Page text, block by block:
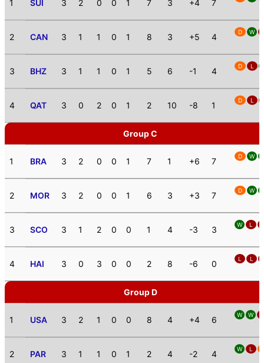
1 SUI 3 2 0 0 1 7 3 +4 7
2 CAN 3 1 1 0 1 8 3 +5 4 D W
3 BHZ 3 1 1 0 1 5 6 -1 4 D L
4 QAT 3 0 2 0 1 2 10 -8 1 D L
Group C
1 BRA 3 2 0 0 1 7 1 +6 7 D W
2 MOR 3 2 0 0 1 6 3 +3 7 D W
3 SCO 3 1 2 0 0 1 4 -3 3 W L
4 HAI 3 0 3 0 0 2 8 -6 0 L L
Group D
1 USA 3 2 1 0 0 8 4 +4 6 W W
2 PAR 3 1 1 0 1 2 4 -2 4 W L